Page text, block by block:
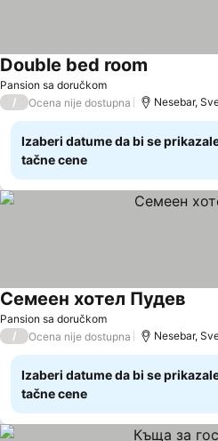
Pansion sa doručkom
Double bed room
/ Ocena nije dostupna Nesebar,
Izaberi datume da bi se
tačne cene
Pansion sa doručkom
Семеен хотел Пудев
/ Ocena nije dostupna Nesebar,
Izaberi datume da bi se
tačne cene